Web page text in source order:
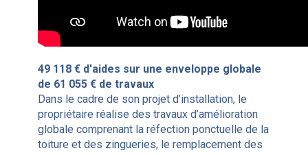
49 118 € d'aides sur une enveloppe globale
de 61 055 € de travaux
Dans le cadre de son projet d’installation, le
propriétaire réalise des travaux d’amélioration
globale comprenant la réfection ponctuelle de la
toiture et des zingueries, le remplacement des